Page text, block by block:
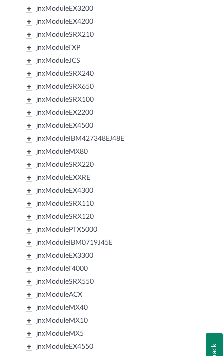
jnxModuleEX3200
jnxModuleEX4200
jnxModuleSRX210
jnxModuleTXP
jnxModuleJCS
jnxModuleSRX240
jnxModuleSRX650
jnxModuleSRX100
jnxModuleEX2200
jnxModuleEX4500
jnxModuleIBM427348EJ48E
jnxModuleMX80
jnxModuleSRX220
jnxModuleEXXRE
jnxModuleEX4300
jnxModuleSRX110
jnxModuleSRX120
jnxModulePTX5000
jnxModuleIBM0719J45E
jnxModuleEX3300
jnxModuleT4000
jnxModuleSRX550
jnxModuleACX
jnxModuleMX40
jnxModuleMX10
jnxModuleMX5
jnxModuleEX4550